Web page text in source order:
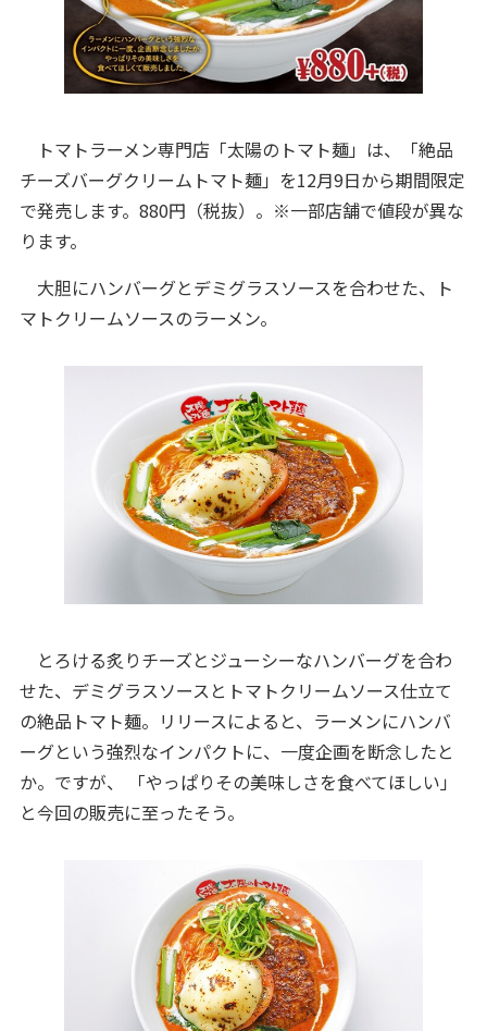
トマトラーメン専門店「太陽のトマト麺」は、「絶品
チーズバーグクリームトマト麺」を12月9日から期間限定
で発売します。880円（税抜）。※一部店舗で値段が異な
ります。
大胆にハンバーグとデミグラスソースを合わせた、ト
マトクリームソースのラーメン。
とろける炙りチーズとジューシーなハンバーグを合わ
せた、デミグラスソースとトマトクリームソース仕立て
の絶品トマト麺。リリースによると、ラーメンにハンバ
ーグという強烈なインパクトに、一度企画を断念したと
か。ですが、 「やっぱりその美味しさを食べてほしい」
と今回の販売に至ったそう。